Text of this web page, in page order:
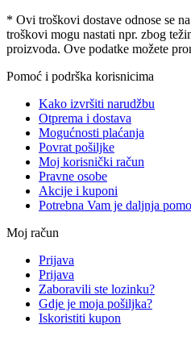
* Ovi troškovi dostave odnose se
troškovi mogu nastati npr. zbog
proizvoda. Ove podatke možete
Pomoć i podrška korisnicima
Kako izvršiti narudžbu
Otprema i dostava
Mogućnosti plaćanja
Povrat pošiljke
Moj korisnički račun
Pravne osobe
Akcije i kuponi
Potrebna Vam je daljnja
Moj račun
Prijava
Prijava
Zaboravili ste lozinku?
Gdje je moja pošiljka?
Iskoristiti kupon